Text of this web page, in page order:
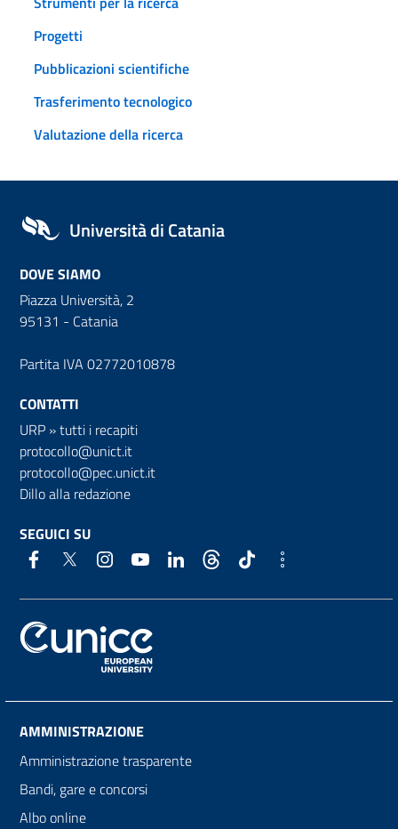
Progetti
Pubblicazioni scientifiche
Trasferimento tecnologico
Valutazione della ricerca
Università di Catania
DOVE SIAMO
Piazza Università, 2
95131 - Catania
Partita IVA 02772010878
CONTATTI
URP »tutti i recapiti
protocollo@unict.it
protocollo@pec.unict.it
Dillo alla redazione
SEGUICI SU
AMMINISTRAZIONE
Amministrazione trasparente
Bandi, gare e concorsi
Albo online